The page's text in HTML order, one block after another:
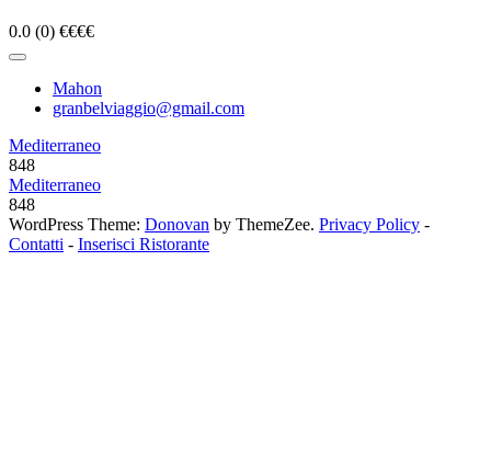
0.0 (0) €€€€
Mahon
granbelviaggio@gmail.com
Mediterraneo
848
Mediterraneo
848
WordPress Theme: Donovan by ThemeZee. Privacy Policy -
Contatti - Inserisci Ristorante